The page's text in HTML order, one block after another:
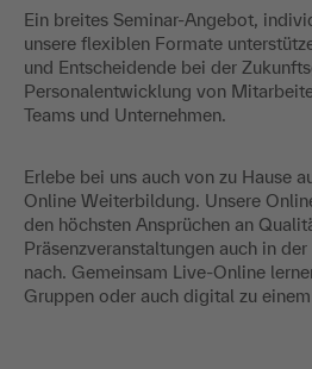
Ein breites Seminar-Angebot,
unsere flexiblen Formate
und Entscheidende bei der
Personalentwicklung von
Teams und Unternehmen.
Erlebe bei uns auch von zu Hause
Online Weiterbildung. Unsere
den höchsten Ansprüchen an
Präsenzveranstaltungen auch in
nach. Gemeinsam Live-Online
Gruppen oder auch digital zu